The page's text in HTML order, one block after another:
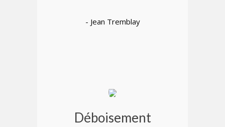
- Jean Tremblay
Déboisement